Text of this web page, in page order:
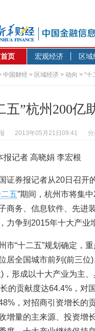
页 宏观经济 区域
中国财经 > 区域经济 > 动向 > “十
五”杭州200亿
2013年05月21日09:41 分
报记者 高晓娟 李宏根
证券报记者从20日召开
五”期间，杭州市将集
商务、信息软件、先进
力争到2015年十大产业
市“十二五”规划确定，
居全国城市前列(前三位
，形成以十大产业为主
的贡献度达64.4%，对
，对招商引资增长的
增量的主来源、投资增